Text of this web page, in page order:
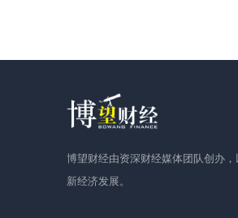
博望财经由资深财经媒体团队创办
新经济发展。